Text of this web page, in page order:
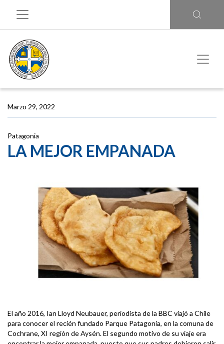
Marzo 29, 2022
Patagonia
LA MEJOR EMPANADA
El año 2016, Ian Lloyd Neubauer, periodista de la BBC viajó a Chile
para conocer el recién fundado Parque Patagonia, en la comuna de
Cochrane, XI región de Aysén. El segundo motivo de su viaje era